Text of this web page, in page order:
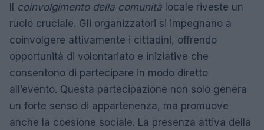
Il coinvolgimento della comunità locale riveste un
ruolo cruciale. Gli organizzatori si impegnano a
coinvolgere attivamente i cittadini, offrendo
opportunità di volontariato e iniziative che
consentono di partecipare in modo diretto
all’evento. Questa partecipazione non solo genera
un forte senso di appartenenza, ma promuove
anche la coesione sociale. La presenza attiva della